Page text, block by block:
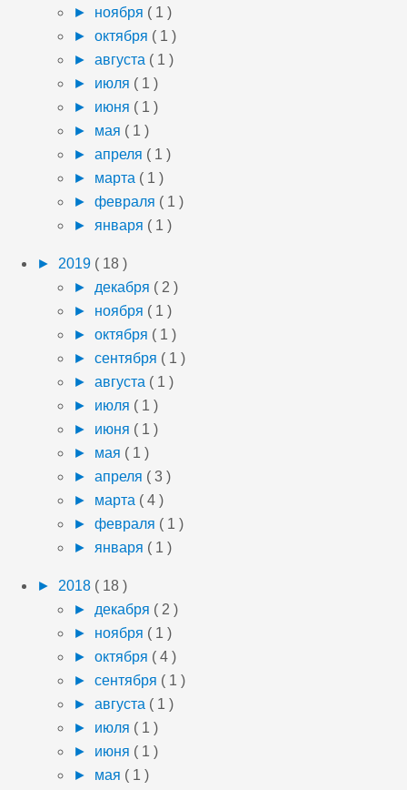
► ноября ( 1 )
► октября ( 1 )
► августа ( 1 )
► июля ( 1 )
► июня ( 1 )
► мая ( 1 )
► апреля ( 1 )
► марта ( 1 )
► февраля ( 1 )
► января ( 1 )
► 2019 ( 18 )
► декабря ( 2 )
► ноября ( 1 )
► октября ( 1 )
► сентября ( 1 )
► августа ( 1 )
► июля ( 1 )
► июня ( 1 )
► мая ( 1 )
► апреля ( 3 )
► марта ( 4 )
► февраля ( 1 )
► января ( 1 )
► 2018 ( 18 )
► декабря ( 2 )
► ноября ( 1 )
► октября ( 4 )
► сентября ( 1 )
► августа ( 1 )
► июля ( 1 )
► июня ( 1 )
► мая ( 1 )